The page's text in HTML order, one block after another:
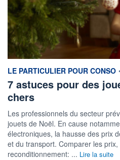
information fournie par
LE PARTICULIER POUR CONSO •
7 astuces pour des
chers
Les professionnels du secteur
jouets de Noël. En cause
électroniques, la hausse des prix
et du transport. Comparer les
reconditionnement: ... Lire la suite